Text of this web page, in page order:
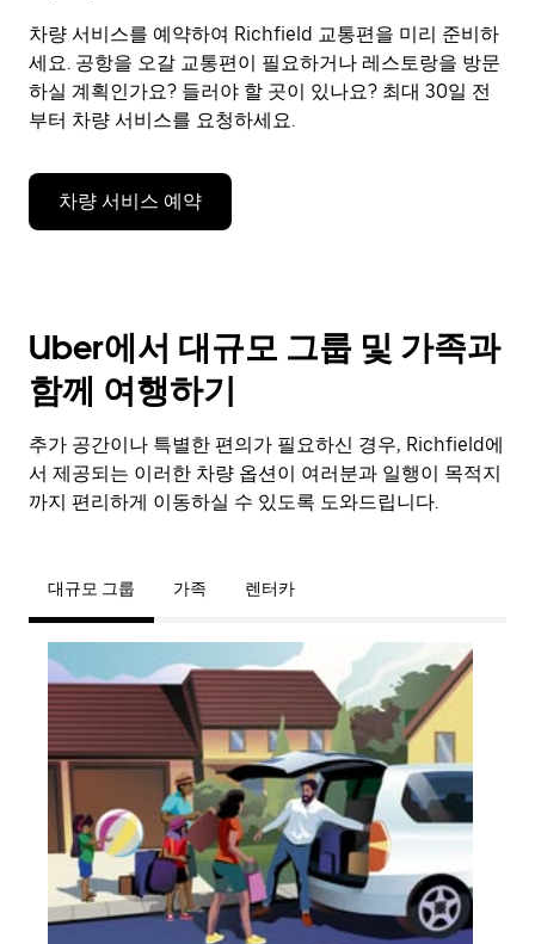
차량 서비스를 예약하여 Richfield 교통편을 미리 준비하
세요. 공항을 오갈 교통편이 필요하거나 레스토랑을 방문
하실 계획인가요? 들러야 할 곳이 있나요? 최대 30일 전
부터 차량 서비스를 요청하세요.
차량 서비스 예약
Uber에서 대규모 그룹 및 가족과
함께 여행하기
추가 공간이나 특별한 편의가 필요하신 경우, Richfield에
서 제공되는 이러한 차량 옵션이 여러분과 일행이 목적지
까지 편리하게 이동하실 수 있도록 도와드립니다.
대규모 그룹 가족 렌터카